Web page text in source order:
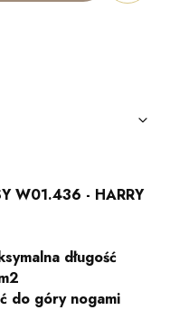
W01.436 - HARRY
długość
do góry nogami